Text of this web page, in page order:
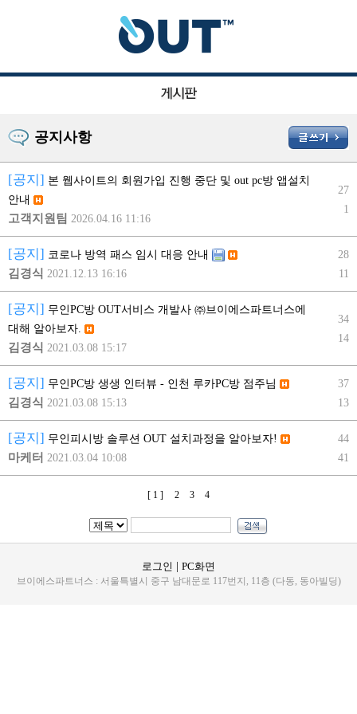
공지사항
[공지] 본 웹사이트의 회원가입 진행 중단 및 out pc방 앱설치
안내
고객지원팀 2026.04.16 11:16
27
1
[공지] 코로나 방역 패스 임시 대응 안내
김경식 2021.12.13 16:16
28
11
[공지] 무인PC방 OUT서비스 개발사 ㈜브이에스파트너스에
대해 알아보자.
김경식 2021.03.08 15:17
34
14
[공지] 무인PC방 생생 인터뷰 - 인천 루카PC방 점주님
김경식 2021.03.08 15:13
37
13
[공지] 무인피시방 솔루션 OUT 설치과정을 알아보자!
마케터 2021.03.04 10:08
44
41
[ 1 ] 2 3 4
로그인
PC화면
브이에스파트너스 : 서울특별시 중구 남대문로 117번지, 11층 (다동, 동아빌딩)